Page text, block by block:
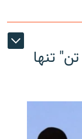
موج تازه اعدام‌ها در ایران؛ "۷۱ تن" تنها